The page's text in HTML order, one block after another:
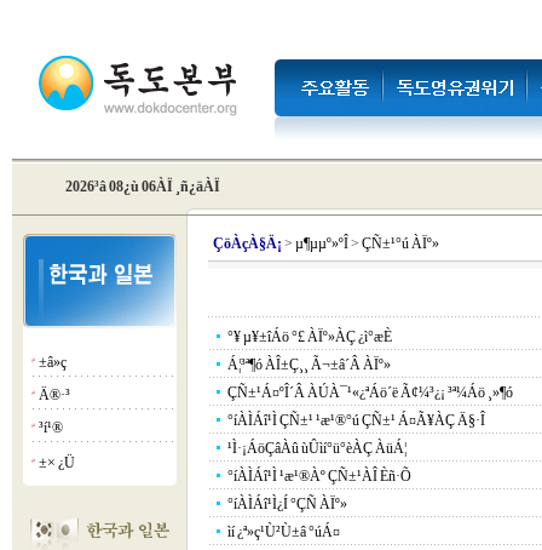
2026³â 08¿ù 06ÀÏ ¸ñ¿äÀÏ
¡á ±â»ç
¡á Ä®·³
¡á ³í¹®
¡á ±× ¿Ü
ÇöÀçÀ§Ä¡ > µ¶µµº»ºÎ> ÇÑ±¹°ú ÀÏº»
°¥ µ¥±îÁö °£ ÀÏº»ÀÇ ¿ì°æÈ­
Á¦³ª¶ó ÀÎ±Ç¸¸ Ã¬±â´Â ÀÏº»
ÇÑ±¹Á¤ºÎ´Â ÀÚÀ¯¹«¿ªÁö´ë Ã¢¼³¿¡ ³ª¼­Áö ¸»¶ó
°íÀÌÁî¹Ì ÇÑ±¹ ¹æ¹®°ú ÇÑ±¹ Á¤Ã¥ÀÇ Ä§·Î
¹Ì·¡ÁöÇâÀû ùÛìí°ü°èÀÇ ÀüÁ¦
°íÀÌÁî¹Ì ¹æ¹®Àº ÇÑ±¹ÀÎ Èñ·Õ
°íÀÌÁî¹Ì¿Í °­ÇÑ ÀÏº»
ìí ¿ª»ç¹Ù²Ù±â °úÁ¤